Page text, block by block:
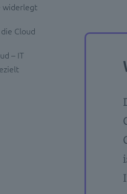
widerlegt
Cloud
– IT